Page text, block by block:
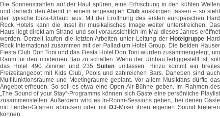
Die Sonnenstrahlen auf der Haut spüren, eine Erfrischung in den kühlen Wellen
und danach den Abend in einem angesagten Clubausklingen lassen – so sieht
der typische Ibiza-Urlaub aus. Mit der Eröffnung des ersten europäischen Hard
Rock Hotels kann die Insel ihr musikalisches Image weiter unterstreichen. Das
Haus liegt direkt am Strand und soll voraussichtlich im Mai dieses Jahres eröffnet
werden. Derzeit laufen die letzten Arbeiten unter Leitung derHotelgruppe Hard
Rock International zusammen mit der Palladium Hotel Group. Die beiden Häuser
Fiesta Club Don Toni und das Fiesta Hotel Don Toni wurden zusammengelegt, um
Raum für den modernen Bau zu schaffen. Wenn der Umbau fertiggestellt ist, soll
das Hotel 490 Zimmer und 235Suiten umfassen. Hinzu kommt ein breites
Freizeitangebot mit Kids Club, Pools und zahlreichen Bars. Daneben sind auch
Multifunktionsräume und Meetingräume geplant. Vor allem Musikfans dürfte das
Angebot erfreuen. So soll es etwa eine Open-Air-Bühne geben. Im Rahmen des
„The Sound of your Stay“-Programms können sich Gäste eine persönliche Playlist
zusammenstellen. Außerdem wird es In-Room-Sessions geben, bei denen Gäste
mit Fender-Gitarren abrocken oder mitDJ-Mixer ihren eigenen Sound kreieren
können.